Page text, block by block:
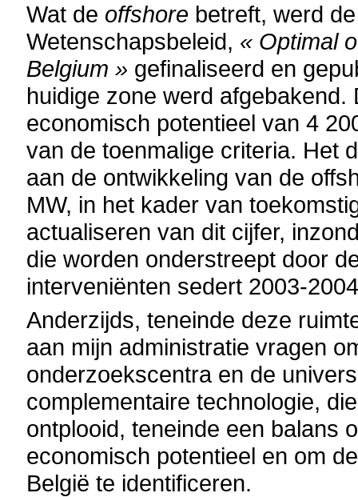
Wat de offshore betreft, werd
Wetenschapsbeleid, « Optimal
Belgium » gefinaliseerd en
huidige zone werd
economisch potentieel van 4
van de toenmalige criteria. Het
aan de ontwikkeling van de
MW, in het kader van
actualiseren van dit cijfer,
die worden onderstreept door
interveniënten sedert 2003-
Anderzijds, teneinde deze
aan mijn administratie vragen
onderzoekscentra en de
complementaire technologie,
ontplooid, teneinde een balans
economisch potentieel en om
België te identificeren.